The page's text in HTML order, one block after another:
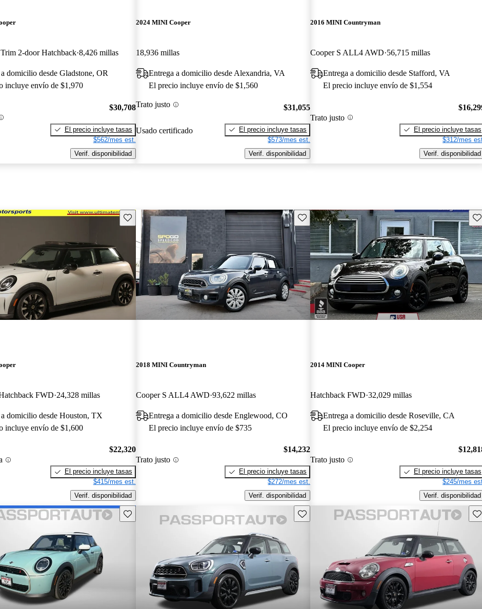
2-door Hatchback 8,426 millas
domicilio desde Gladstone, OR
incluye envío de $1,970
$30,708
El precio incluye tasas
$562/mes est.
Verif. disponibilidad
2024 MINI Cooper
18,936 millas
Entrega a domicilio desde Alexandria, VA
El precio incluye envío de $1,560
Trato justo
Usado certificado
$31,055
El precio incluye tasas
$573/mes est.
Verif. disponibilidad
2016 MINI Countryman
Cooper S ALL4 AWD 56,715 millas
Entrega a domicilio desde Stafford, VA
El precio incluye envío de $1,554
Trato justo
El precio incluye tasas
$312/mes
Verif. disponibilidad
Guarda este Aviso
FWD 24,328 millas
domicilio desde Houston, TX
incluye envío de $1,600
$22,320
El precio incluye tasas
$415/mes est.
Verif. disponibilidad
Guarda este Aviso
2018 MINI Countryman
Cooper S ALL4 AWD 93,622 millas
Entrega a domicilio desde Englewood, CO
El precio incluye envío de $735
Trato justo
$14,232
El precio incluye tasas
$272/mes est.
Verif. disponibilidad
2014 MINI Cooper
Hatchback FWD 32,029 millas
Entrega a domicilio desde Roseville, CA
El precio incluye envío de $2,254
Trato justo
El precio incluye tasas
$245/mes
Verif. disponibilidad
Guarda este Aviso Guarda este Aviso